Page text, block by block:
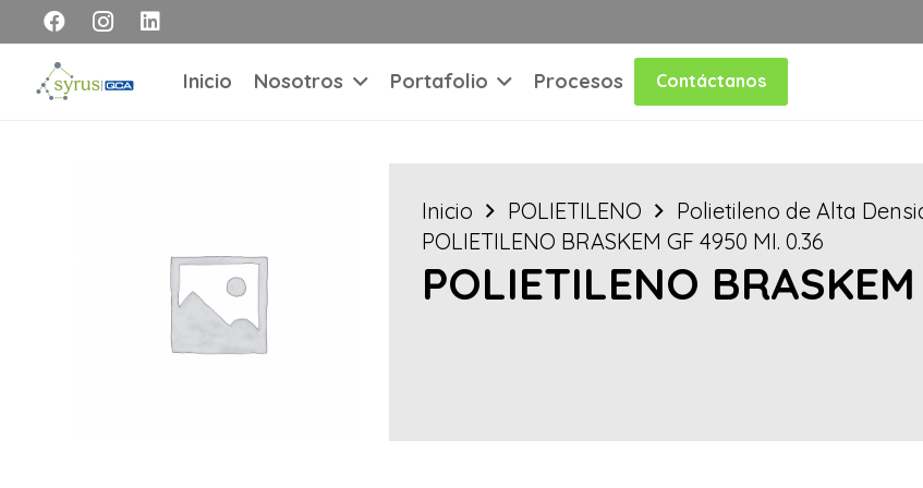
Inicio Nosotros Portafolio Procesos Contáctanos
Inicio POLIETILENO
Polietileno de Alta
POLIETILENO BRASKEM GF 4950 MI. 0.36
POLIETILENO